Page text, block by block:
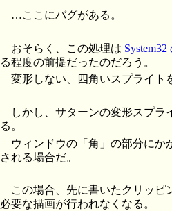
…ここにバグがある。
おそらく、この処理は
る程度の前提だったのだろう。
変形しない、四角いスプライト
しかし、サターンの変形スプ
る。
ウィンドウの「角」の部分に
される場合だ。
この場合、先に書いたクリッ
必要な描画が行われなくなる。